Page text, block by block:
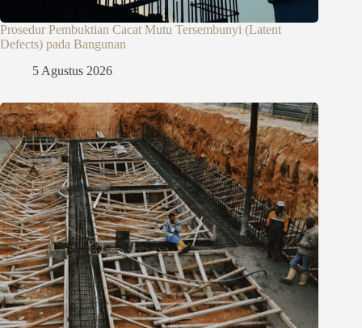
Prosedur Pembuktian Cacat Mutu Tersembunyi (Latent
Defects) pada Bangunan
5 Agustus 2026